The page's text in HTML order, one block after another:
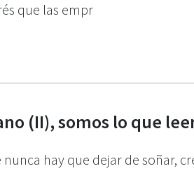
que las empr
(II), somos lo que
hay que dejar de soñar,